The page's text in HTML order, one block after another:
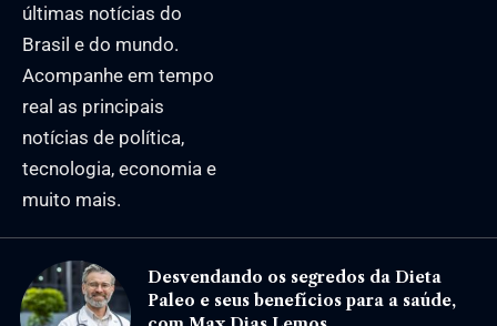
últimas notícias do
Brasil e do mundo.
Acompanhe em tempo
real as principais
notícias de política,
tecnologia, economia e
muito mais.
Desvendando os segredos da Dieta
Paleo e seus benefícios para a saúde,